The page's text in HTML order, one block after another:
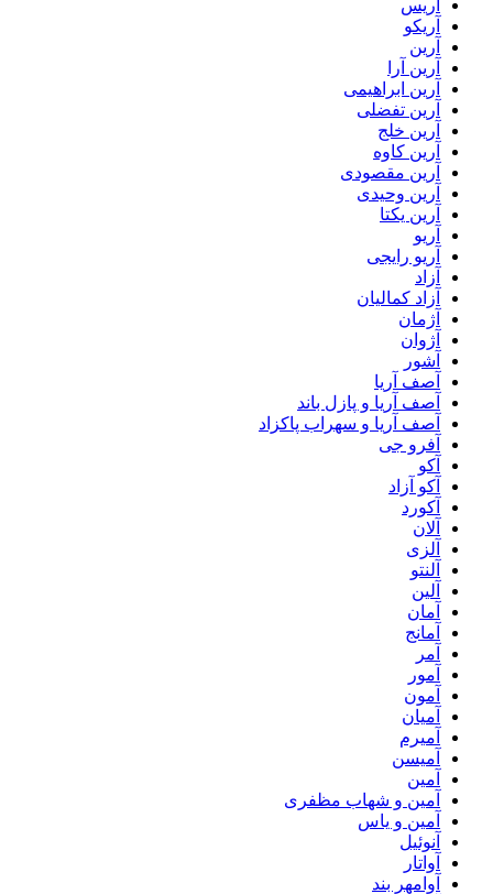
آریس
آریکو
آرین
آرین آرا
آرین ابراهیمی
آرین تفضلی
آرین خلج
آرین کاوه
آرین مقصودی
آرین وحیدی
آرین یکتا
آریو
آریو رایجی
آزاد
آزاد کمالیان
آژمان
آژوان
آشور
آصف آریا
آصف آریا و پازل باند
آصف آریا و سهراب پاکزاد
آفرو جی
آکو
آکو آزاد
آکورد
آلان
آلزی
آلنتو
آلین
آمان
آمانج
آمر
آمور
آمون
آمیان
آمیرم
آمیسن
آمین
آمین و شهاب مظفری
آمین و یاس
آنوئیل
آواتار
آوامهر بند